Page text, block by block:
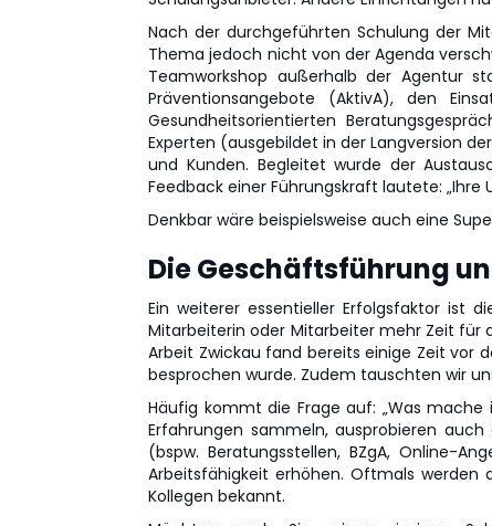
Nach der durchgeführten Schulung der
Thema jedoch nicht von der Agenda
Teamworkshop außerhalb der Agentur
Präventionsangebote (AktivA), den
Gesundheitsorientierten
Experten (ausgebildet in der Langversion
und Kunden. Begleitet wurde der
Feedback einer Führungskraft lautete:
Denkbar wäre beispielsweise auch eine
Die Geschäftsführung
Ein weiterer essentieller Erfolgsfaktor ist
Mitarbeiterin oder Mitarbeiter mehr Zeit für
Arbeit Zwickau fand bereits einige Zeit vor
besprochen wurde. Zudem tauschten wir
Häufig kommt die Frage auf: „Was mache
Erfahrungen sammeln, ausprobieren
(bspw. Beratungsstellen, BZgA, Online-
Arbeitsfähigkeit erhöhen. Oftmals
Kollegen bekannt.